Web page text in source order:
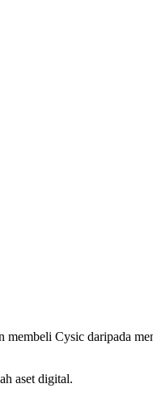
Cysic daripada
aset digital.